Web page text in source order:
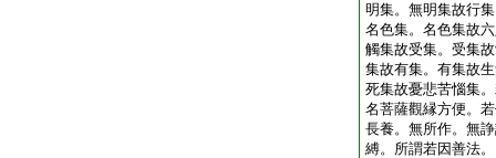
明集。無明集故行
名色集。名色集故
觸集故受集。受集
集故有集。有集故
死集故憂悲苦惱集
名菩薩觀縁方便。
長養。無所作。無
縛。所謂若因善法